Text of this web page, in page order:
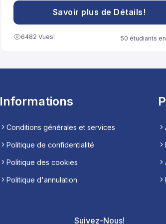
Savoir plus de Détails!
6482 Vues! 50 étudiants
Informations
Conditions générales et services
Politique de confidentialité
Politique des cookies
Politique d'annulation
Suivez-Nous!